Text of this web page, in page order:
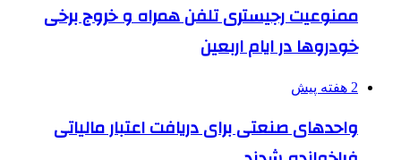
ممنوعیت رجیستری تلفن همراه و خروج برخی
خودروها در ایام اربعین
2 هفته پیش
واحدهای صنعتی برای دریافت اعتبار مالیاتی